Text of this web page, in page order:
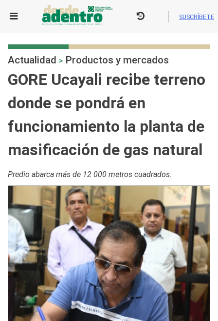
SUSCRÍBETE
Actualidad > Productos y mercados
GORE Ucayali recibe terreno
donde se pondrá en
funcionamiento la planta de
masificación de gas natural
Predio abarca más de 12 000 metros cuadrados.